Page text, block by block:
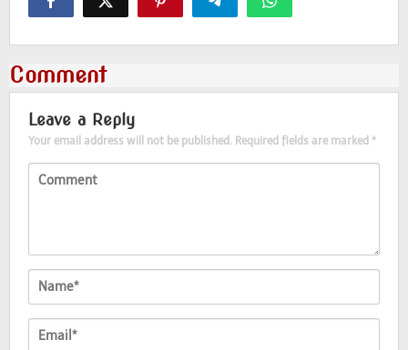
Comment
Leave a Reply
Your email address will not be published. Required fields are marked *